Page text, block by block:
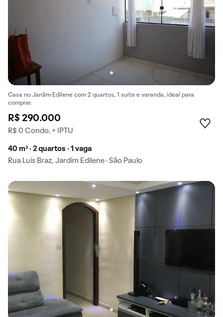
Casa no Jardim Edilene com 2 quartos, 1 suíte e varanda, ideal para
comprar.
R$ 290.000
R$ 0 Condo. + IPTU
40 m² · 2 quartos · 1 vaga
Rua Luís Braz, Jardim Edilene · São Paulo